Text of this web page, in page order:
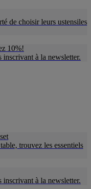
de choisir leurs ustensiles
10%!
à la newsletter.
trouvez les essentiels
à la newsletter.